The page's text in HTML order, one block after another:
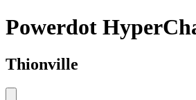
Powerdot
Thionville